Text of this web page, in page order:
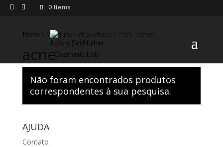
0 Items
Início / Produtos etiquetados com “acne”
acne
Não foram encontrados produtos
correspondentes à sua pesquisa.
AJUDA
Contato